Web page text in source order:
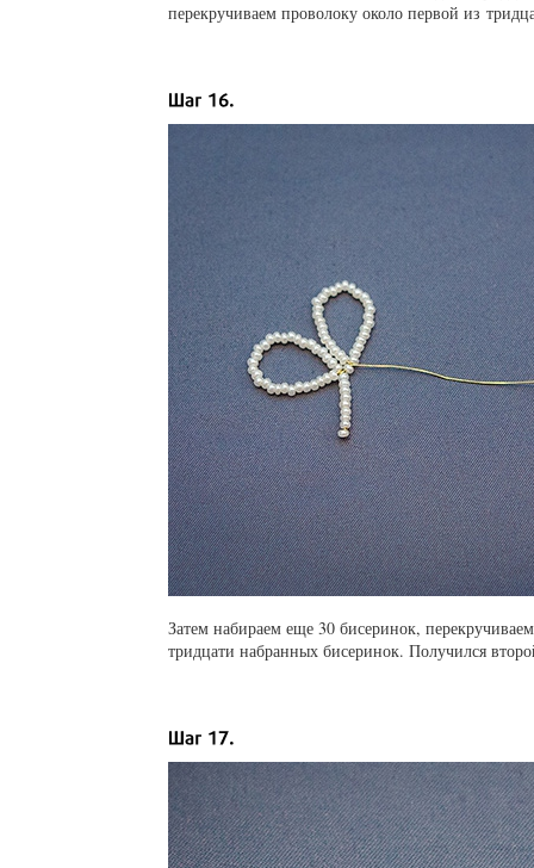
перекручиваем проволоку около первой из
Затем набираем еще 30 бисеринок,
тридцати набранных бисеринок. Получился